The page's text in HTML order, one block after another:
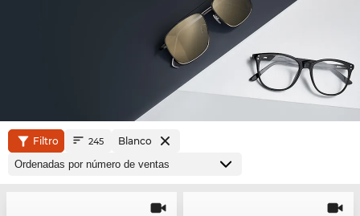
Filtro 245 Blanco